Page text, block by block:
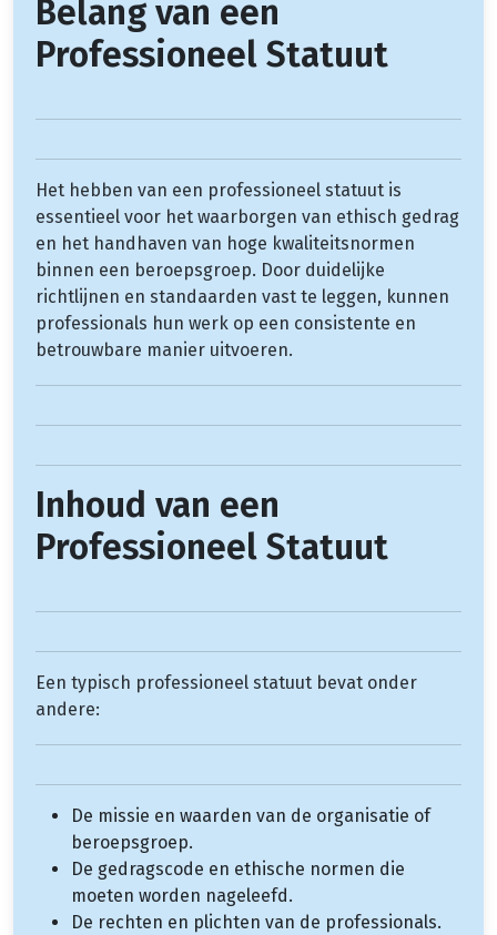
Belang van een
Professioneel Statuut
Het hebben van een professioneel statuut is
essentieel voor het waarborgen van ethisch gedrag
en het handhaven van hoge kwaliteitsnormen
binnen een beroepsgroep. Door duidelijke
richtlijnen en standaarden vast te leggen, kunnen
professionals hun werk op een consistente en
betrouwbare manier uitvoeren.
Inhoud van een
Professioneel Statuut
Een typisch professioneel statuut bevat onder
andere:
De missie en waarden van de organisatie of
beroepsgroep.
De gedragscode en ethische normen die
moeten worden nageleefd.
De rechten en plichten van de professionals.